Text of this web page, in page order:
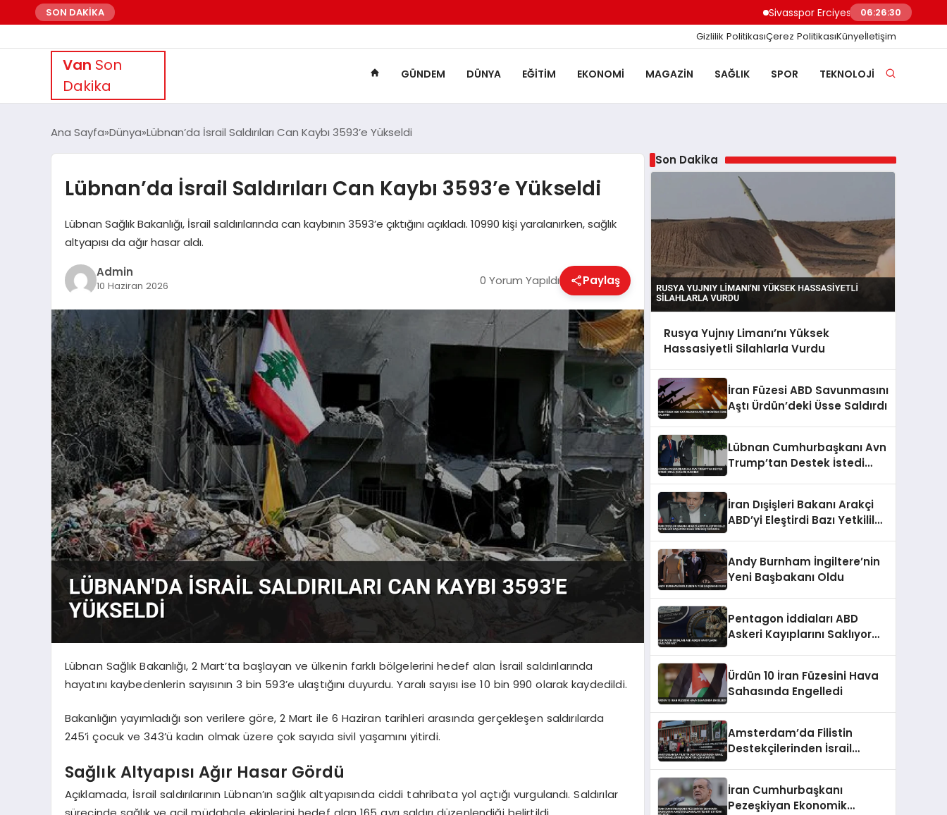
SON DAKİKA Sivasspor Erciyes Kampı’nda Güç
06:26:31
Gizlilik PolitikasıÇerez PolitikasıKünyeİletişim
Van Son
Dakika
GÜNDEM DÜNYA EĞITIM EKONOMI MAGAZIN SAĞLIK SPOR TEKNOLOJI
Ana Sayfa Dünya Lübnan’da İsrail Saldırıları Can Kaybı 3593’e Yükseldi
Lübnan’da İsrail Saldırıları Can Kaybı 3593’e Yükseldi
Lübnan Sağlık Bakanlığı, İsrail saldırılarında can kaybının 3593’e çıktığını açıkladı. 10990 kişi yaralanırken, sağlık
altyapısı da ağır hasar aldı.
Admin
10 Haziran 2026 0 Yorum Yapıldı Paylaş
Lübnan Sağlık Bakanlığı, 2 Mart’ta başlayan ve ülkenin farklı bölgelerini hedef alan İsrail saldırılarında
hayatını kaybedenlerin sayısının 3 bin 593’e ulaştığını duyurdu. Yaralı sayısı ise 10 bin 990 olarak kaydedildi.
Bakanlığın yayımladığı son verilere göre, 2 Mart ile 6 Haziran tarihleri arasında gerçekleşen saldırılarda
245’i çocuk ve 343’ü kadın olmak üzere çok sayıda sivil yaşamını yitirdi.
Sağlık Altyapısı Ağır Hasar Gördü
Açıklamada, İsrail saldırılarının Lübnan’ın sağlık altyapısında ciddi tahribata yol açtığı vurgulandı. Saldırılar
Son Dakika
Rusya Yujnıy Limanı’nı Yüksek
Hassasiyetli Silahlarla Vurdu
İran Füzesi ABD Savunmasını
Aştı Ürdün’deki Üsse Saldırdı
Lübnan Cumhurbaşkanı Avn
Trump’tan Destek İstedi
İran Dışişleri Bakanı Arakçi
ABD’yi Eleştirdi Bazı Yetkililer
Andy Burnham İngiltere’nin
Yeni Başbakanı Oldu
Pentagon İddiaları ABD
Askeri Kayıplarını Saklıyor
Ürdün 10 İran Füzesini Hava
Sahasında Engelledi
Amsterdam’da Filistin
Destekçilerinden İsrail
İran Cumhurbaşkanı
Pezeşkiyan Ekonomik